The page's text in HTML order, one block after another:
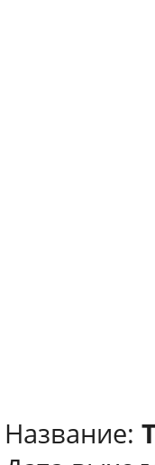
Название: